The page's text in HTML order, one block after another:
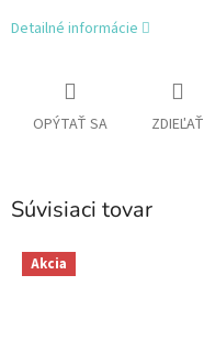
Detailné informácie
OPÝTAŤ SA ZDIEĽAŤ
Súvisiaci tovar
Akcia